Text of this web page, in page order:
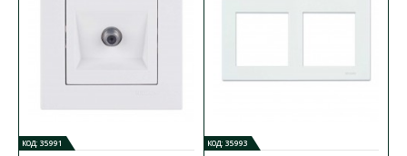
КОД: 35991 КОД: 35993